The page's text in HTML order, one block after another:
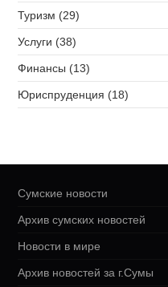
Туризм (29)
Услуги (38)
Финансы (13)
Юриспруденция (18)
Сумские новости
Архив сумских новостей
Новости в мире
Архив новостей за г.Сумы